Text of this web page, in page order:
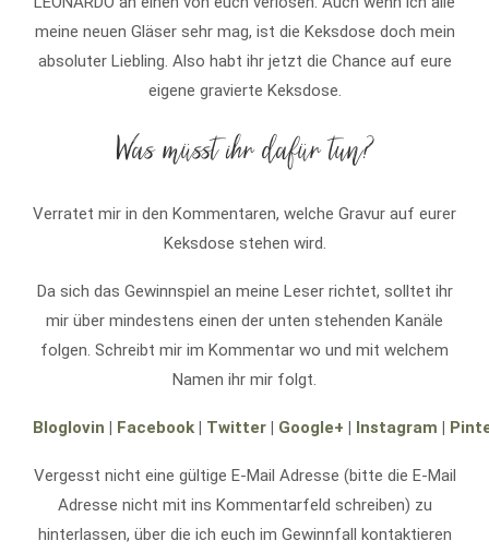
meine neuen Gläser sehr mag, ist die Keksdose doch mein
absoluter Liebling. Also habt ihr jetzt die Chance auf eure
eigene gravierte Keksdose.
Was müsst ihr dafür tun?
Verratet mir in den Kommentaren, welche Gravur auf eurer
Keksdose stehen wird.
Da sich das Gewinnspiel an meine Leser richtet, solltet ihr
mir über mindestens einen der unten stehenden Kanäle
folgen. Schreibt mir im Kommentar wo und mit welchem
Namen ihr mir folgt.
Bloglovin | Facebook | Twitter | Google+ | Instagram |
Vergesst nicht eine gültige E-Mail Adresse (bitte die E-Mail
Adresse nicht mit ins Kommentarfeld schreiben) zu
hinterlassen, über die ich euch im Gewinnfall kontaktieren